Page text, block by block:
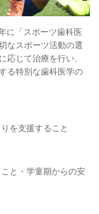
に「スポーツ歯科医
なスポーツ活動の選
応じて治療を行い、
る特別な歯科医学の
を支援すること
と・学童期からの安